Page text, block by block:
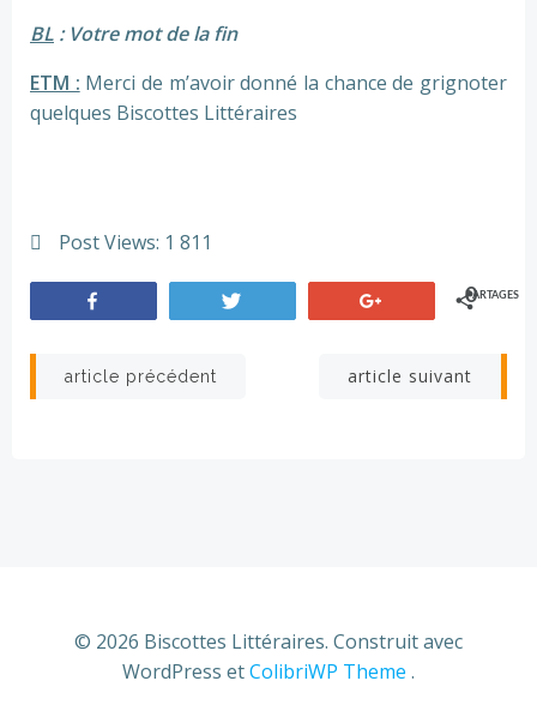
BL : Votre mot de la fin
ETM : Merci de m’avoir donné la chance de grignoter
quelques Biscottes Littéraires
Post Views: 1 811
PARTAGES
0
Navigation
article précédent
Navigation
article suivant
© 2026 Biscottes Littéraires. Construit avec
WordPress etColibriWP Theme .